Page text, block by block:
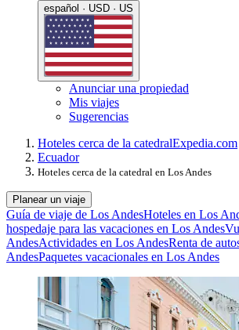
español · USD · US
Anunciar una propiedad
Mis viajes
Sugerencias
Hoteles cerca de la catedralExpedia.com
Ecuador
Hoteles cerca de la catedral en Los Andes
Planear un viaje
Guía de viaje de Los AndesHoteles en Los
hospedaje para las vacaciones en Los Andes
AndesActividades en Los AndesRenta de
AndesPaquetes vacacionales en Los Andes